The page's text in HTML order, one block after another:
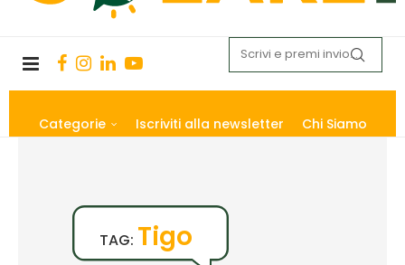
Categorie Iscriviti alla newsletter Chi Siamo
TAG: Tigo